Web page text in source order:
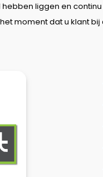
liggen en
moment dat u klant